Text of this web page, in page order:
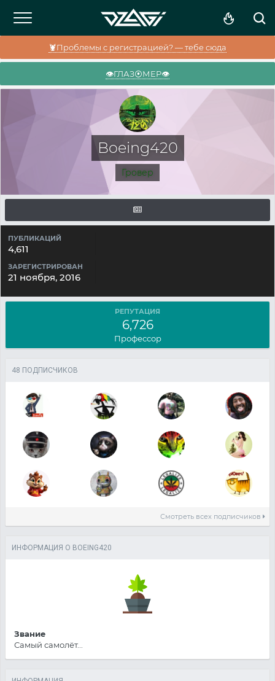
🦞Проблемы с регистрацией? — тебе сюда
👁️ГЛАЗ⦿МЕР👁️
Boeing420
Гровер
ПУБЛИКАЦИЙ
4,611
ЗАРЕГИСТРИРОВАН
21 ноября, 2016
РЕПУТАЦИЯ
6,726
Профессор
48 ПОДПИСЧИКОВ
Смотреть всех подписчиков
ИНФОРМАЦИЯ О BOEING420
Звание
Самый самолёт...